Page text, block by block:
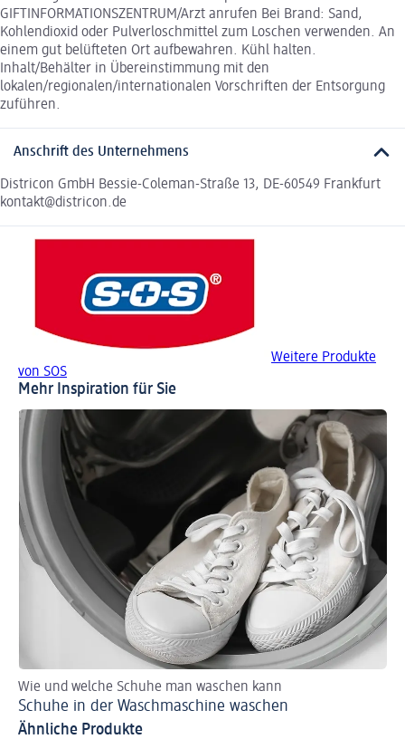
GIFTINFORMATIONSZENTRUM/Arzt anrufen Bei Brand: Sand,
Kohlendioxid oder Pulverloschmittel zum Loschen verwenden. An
einem gut belüfteten Ort aufbewahren. Kühl halten.
Inhalt/Behälter in Übereinstimmung mit den
lokalen/regionalen/internationalen Vorschriften der Entsorgung
zuführen.
Anschrift des Unternehmens
Districon GmbH Bessie-Coleman-Straße 13, DE-60549 Frankfurt
kontakt@districon.de
Weitere Produkte
von SOS
Mehr Inspiration für Sie
Wie und welche Schuhe man waschen kann
Schuhe in der Waschmaschine waschen
Ähnliche Produkte